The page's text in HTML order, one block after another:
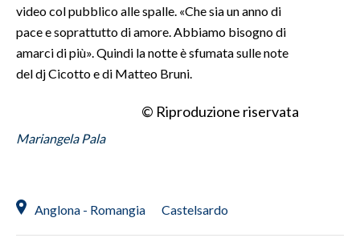
video col pubblico alle spalle. «Che sia un anno di
pace e soprattutto di amore. Abbiamo bisogno di
amarci di più». Quindi la notte è sfumata sulle note
del dj Cicotto e di Matteo Bruni.
© Riproduzione riservata
Mariangela Pala
Anglona - Romangia Castelsardo